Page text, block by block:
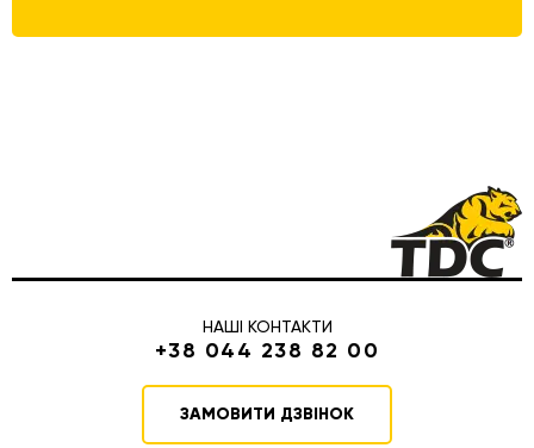
НАШІ КОНТАКТИ
+38 044 238 82 00
ЗАМОВИТИ ДЗВІНОК